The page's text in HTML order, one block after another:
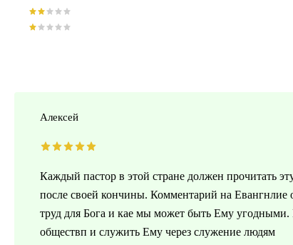
Алексей
Каждый пастор в этой стране должен прочитать
после своей кончины. Комментарий на
труд для Бога и кае мы может быть Ему
обществп и служить Ему через служение людям